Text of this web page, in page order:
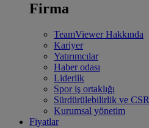
Firma
TeamViewer Hakkında
Kariyer
Yatırımcılar
Haber odası
Liderlik
Spor iş ortaklığı
Sürdürülebilirlik ve CSR
Kurumsal yönetim
Fiyatlar